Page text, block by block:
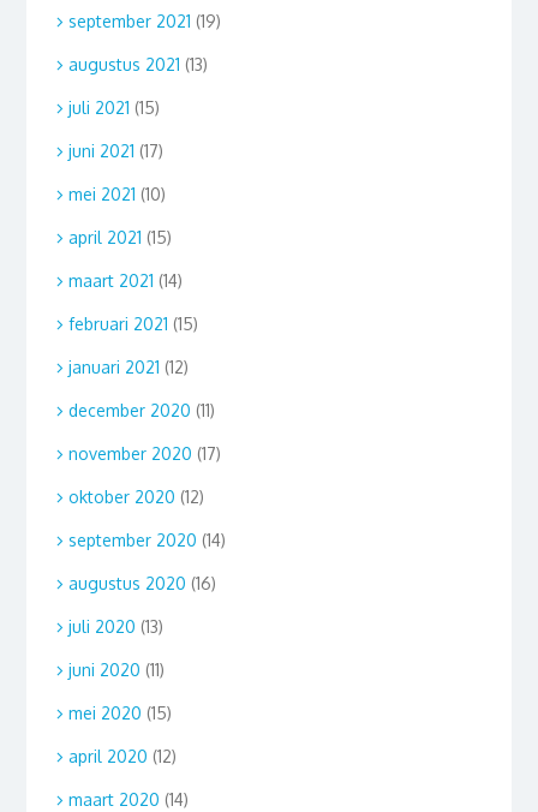
september 2021 (19)
augustus 2021 (13)
juli 2021 (15)
juni 2021 (17)
mei 2021 (10)
april 2021 (15)
maart 2021 (14)
februari 2021 (15)
januari 2021 (12)
december 2020 (11)
november 2020 (17)
oktober 2020 (12)
september 2020 (14)
augustus 2020 (16)
juli 2020 (13)
juni 2020 (11)
mei 2020 (15)
april 2020 (12)
maart 2020 (14)